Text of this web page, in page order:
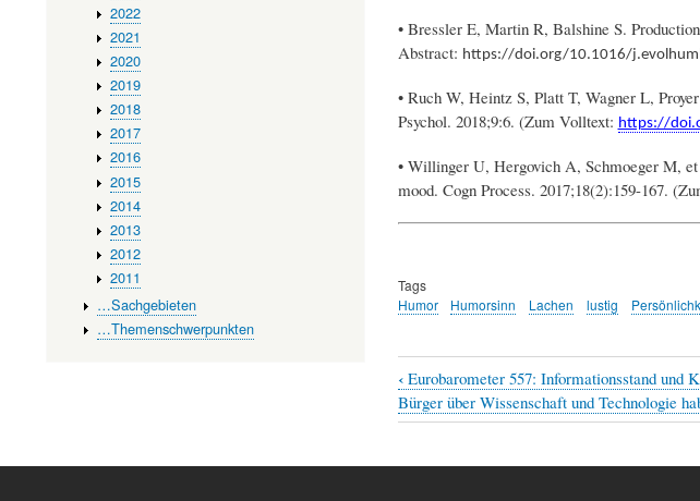
• Bressler E, Martin R, Balshine S.
Abstract: https://doi.org/10.1016/
• Ruch W, Heintz S, Platt T, Wagner L,
Psychol. 2018;9:6. (Zum Volltext: https://
• Willinger U, Hergovich A, Schmoeger M,
mood. Cogn Process. 2017;18(2):159-167.
Tags
Humor
Humorsinn Lachen lustig
Book
traversal
links
‹Eurobarometer 557: Informationsstand und
Bürger über Wissenschaft und Technologie
2022
2021
2020
2019
2018
2017
2016
2015
2014
2013
2012
2011
…Sachgebieten
…Themenschwerpunkten